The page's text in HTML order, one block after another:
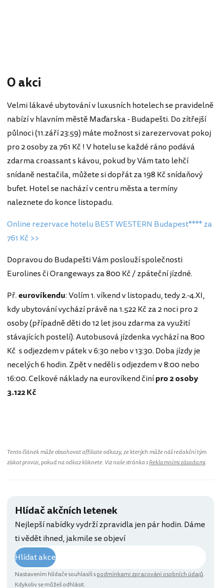
O akci
Velmi lákavé ubytování v luxusních hotelech se pravidelně
nabízí v hlavním městě Maďarska - Budapešti. Do zítřejší
půlnoci (11.září 23:59) máte možnost si zarezervovat pokoj
pro 2 osoby za 761 Kč ! V hotelu se každé ráno podává
zdarma croassant s kávou, pokud by Vám tato lehčí
snídaně nestačila, můžete si dopřát za 198 Kč snídaňový
bufet. Hotel se nachází v centru města a termíny
naleznete do konce listopadu.
Online rezervace hotelu BEST WESTERN Budapest**** za
761 Kč >>
Dopravou do Budapešti Vám poslouží společnosti
Eurolines či Orangeways za 800 Kč / zpáteční jízdné.
Př. eurovíkendu: Volím 1. víkend v listopadu, tedy 2.-4.XI,
kdy ubytování vychází právě na 1.522 Kč za 2 noci pro 2
osoby (případně děti do 12 let jsou zdarma za využití
stávajících postelí). Autobusová jízdenka vychází na 800
Kč s odjezdem v pátek v 6:30 nebo v 13:30. Doba jízdy je
necelých 6 hodin. Zpět v neděli s odjezdem v 8:00 nebo
16:00. Celkové náklady na eurovíkend činípro 2 osoby
3.122 Kč
Tento článek může obsahovat affiliate odkazy, ze kterých může náš redakční tým
získat provizi, pokud na odkaz kliknete. Viz naše stránka sReklamními zásadami.
Hlídač akčních letenek
Nejlepší nabídky vydrží zpravidla jen pár hodin. Dáme
ti vědět ihned, jakmile se objeví
Hlídat akce
Nastavením hlídače souhlasíš spodmínkami zpracování osobních údajů.
Kdykoliv se můžeš odhlásit.